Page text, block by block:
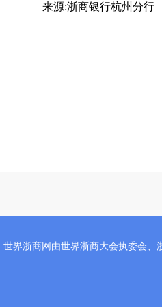
来源:浙商银行杭州分行
世界浙商网由世界浙商大会执委会、